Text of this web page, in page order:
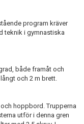
program kräver
teknik i gymnastiska
både framåt och
och 2 m brett.
hoppbord. Trupperna
utför i denna gren